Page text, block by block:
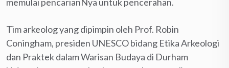
Tim arkeolog yang dipimpin oleh Prof. Robin
Coningham, presiden UNESCO bidang Etika Arkeologi
dan Praktek dalam Warisan Budaya di Durham